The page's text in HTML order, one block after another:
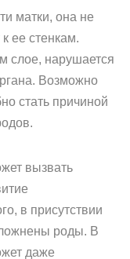
матки, она не
ее стенкам.
слое, нарушается
Возможно
стать причиной
вызвать
в присутствии
роды. В
даже